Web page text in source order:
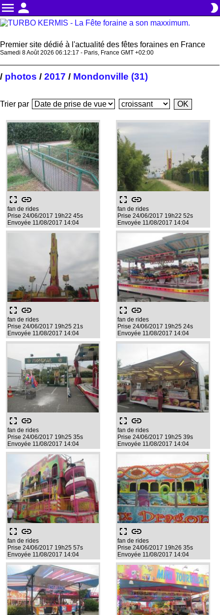
menu person brightness_2
Premier site dédié à l'actualité des fêtes foraines en France
Samedi 8 Août 2026 06:12:17 - Paris, France GMT +02:00
/ photos / 2017 / Mondonville (31)
Trier par
fullscreen link
fan de rides
Prise 24/06/2017 19h22 45s
Envoyée 11/08/2017 14:04
fullscreen link
fan de rides
Prise 24/06/2017 19h22 52s
Envoyée 11/08/2017 14:04
fullscreen link
fan de rides
Prise 24/06/2017 19h25 21s
Envoyée 11/08/2017 14:04
fullscreen link
fan de rides
Prise 24/06/2017 19h25 24s
Envoyée 11/08/2017 14:04
fullscreen link
fan de rides
Prise 24/06/2017 19h25 35s
Envoyée 11/08/2017 14:04
fullscreen link
fan de rides
Prise 24/06/2017 19h25 39s
Envoyée 11/08/2017 14:04
fullscreen link
fan de rides
Prise 24/06/2017 19h25 57s
Envoyée 11/08/2017 14:04
fullscreen link
fan de rides
Prise 24/06/2017 19h26 35s
Envoyée 11/08/2017 14:04